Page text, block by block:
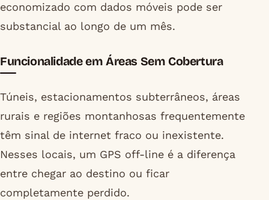
economizado com dados móveis pode ser
substancial ao longo de um mês.
Funcionalidade em Áreas Sem Cobertura
Túneis, estacionamentos subterrâneos, áreas
rurais e regiões montanhosas frequentemente
têm sinal de internet fraco ou inexistente.
Nesses locais, um GPS off-line é a diferença
entre chegar ao destino ou ficar
completamente perdido.